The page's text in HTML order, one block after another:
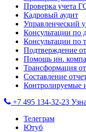
Проверка учета
Кадровый аудит
Управленческий
Консультации по
Консультации по
Подтверждение
Помощь ин.
Трансформация
Составление
Контролируемые
+7 495 134-32-23
Телеграм
Ютуб